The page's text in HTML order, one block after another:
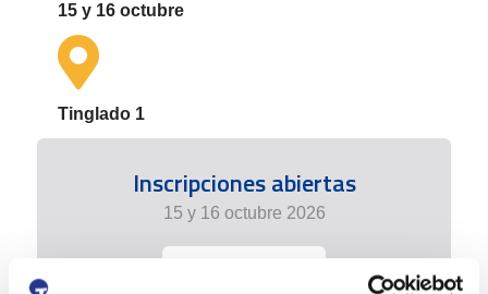
15 y 16 octubre
Tinglado 1
Inscripciones abiertas
15 y 16 octubre 2026